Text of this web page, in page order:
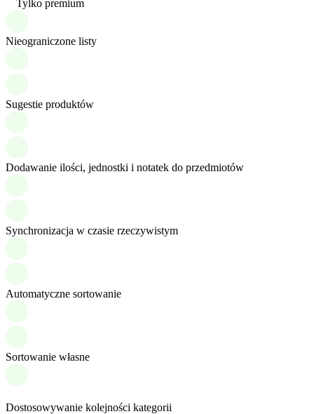
Tylko premium
Nieograniczone listy
Sugestie produktów
Dodawanie ilości, jednostki i notatek do przedmiotów
Synchronizacja w czasie rzeczywistym
Automatyczne sortowanie
Sortowanie własne
Dostosowywanie kolejności kategorii